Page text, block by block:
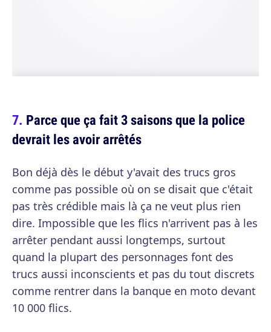
Parce que ça fait 3 saisons que la police
devrait les avoir arrêtés
Bon déjà dès le début y'avait des trucs gros
comme pas possible où on se disait que c'était
pas très crédible mais là ça ne veut plus rien
dire. Impossible que les flics n'arrivent pas à les
arrêter pendant aussi longtemps, surtout
quand la plupart des personnages font des
trucs aussi inconscients et pas du tout discrets
comme rentrer dans la banque en moto devant
10 000 flics.